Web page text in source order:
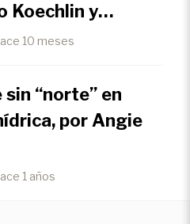
Koechlin y
10 meses
“norte” en
por Angie
1 años